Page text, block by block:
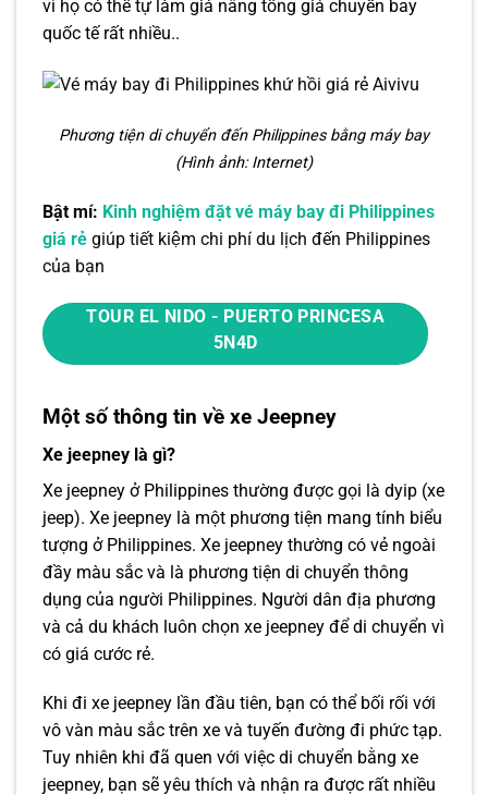
vì họ có thể tự làm giá nâng tổng giá chuyến bay
quốc tế rất nhiều..
Phương tiện di chuyển đến Philippines bằng máy bay
(Hình ảnh: Internet)
Bật mí: Kinh nghiệm đặt vé máy bay đi Philippines
giá rẻ giúp tiết kiệm chi phí du lịch đến Philippines
của bạn
TOUR EL NIDO - PUERTO PRINCESA
5N4D
Một số thông tin về xe Jeepney
Xe jeepney là gì?
Xe jeepney ở Philippines thường được gọi là dyip (xe
jeep). Xe jeepney là một phương tiện mang tính biểu
tượng ở Philippines. Xe jeepney thường có vẻ ngoài
đầy màu sắc và là phương tiện di chuyển thông
dụng của người Philippines. Người dân địa phương
và cả du khách luôn chọn xe jeepney để di chuyển vì
có giá cước rẻ.
Khi đi xe jeepney lần đầu tiên, bạn có thể bối rối với
vô vàn màu sắc trên xe và tuyến đường đi phức tạp.
Tuy nhiên khi đã quen với việc di chuyển bằng xe
jeepney, bạn sẽ yêu thích và nhận ra được rất nhiều